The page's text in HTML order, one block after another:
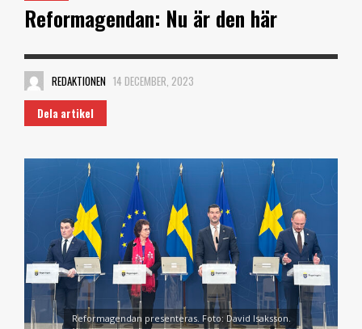
Reformagendan: Nu är den här
REDAKTIONEN 14 DECEMBER, 2023
Dela artikel
Reformagendan presenteras. Foto: David Isaksson.